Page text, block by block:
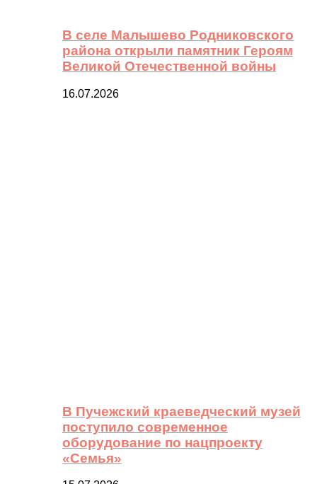
В селе Малышево Родниковского
района открыли памятник Героям
Великой Отечественной войны
16.07.2026
В Пучежский краеведческий музей
поступило современное
оборудование по нацпроекту
«Семья»